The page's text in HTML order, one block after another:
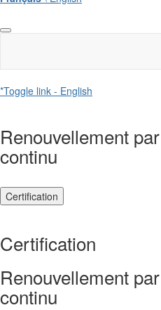
*Toggle link - English
Renouvellement
continu
Certification
Certification
Renouvellement
continu